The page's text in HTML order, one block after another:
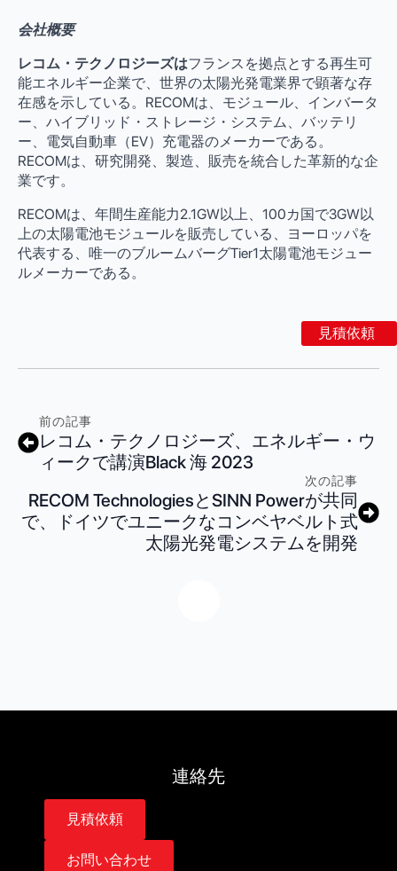
見積依頼
会社概要
レコム・テクノロジーズはフランスを拠点とする再生可
能エネルギー企業で、世界の太陽光発電業界で顕著な存
在感を示している。RECOMは、モジュール、インバータ
ー、ハイブリッド・ストレージ・システム、バッテリ
ー、電気自動車（EV）充電器のメーカーである。
RECOMは、研究開発、製造、販売を統合した革新的な企
業です。
RECOMは、年間生産能力2.1GW以上、100カ国で3GW以
上の太陽電池モジュールを販売している、ヨーロッパを
代表する、唯一のブルームバーグTier1太陽電池モジュー
ルメーカーである。
前の記事
レコム・テクノロジーズ、エネルギー・ウ
ィークで講演Black 海 2023
次の記事
RECOM TechnologiesとSINN Powerが共同
で、ドイツでユニークなコンベヤベルト式
太陽光発電システムを開発
連絡先
見積依頼
お問い合わせ